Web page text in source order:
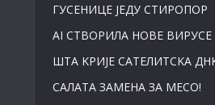
ГУСЕНИЦЕ ЈЕДУ СТИРОПОР
АI СТВОРИЛА НОВЕ ВИРУСЕ
ШТА KРИЈЕ САТЕЛИТСKА
САЛАТА ЗАМЕНА ЗА МЕСО!